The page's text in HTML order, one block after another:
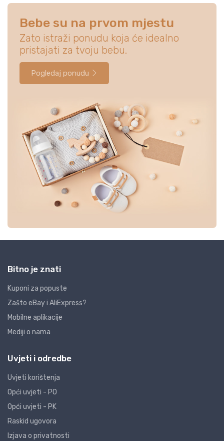
Bebe su na prvom mjestu
Zato istraži ponudu koja će idealno
pristajati za tvoju bebu.
Pogledaj ponudu
Bitno je znati
Kuponi za popuste
Zašto eBay i AliExpress?
Mobilne aplikacije
Mediji o nama
Uvjeti i odredbe
Uvjeti korištenja
Opći uvjeti - PO
Opći uvjeti - PK
Raskid ugovora
Izjava o privatnosti